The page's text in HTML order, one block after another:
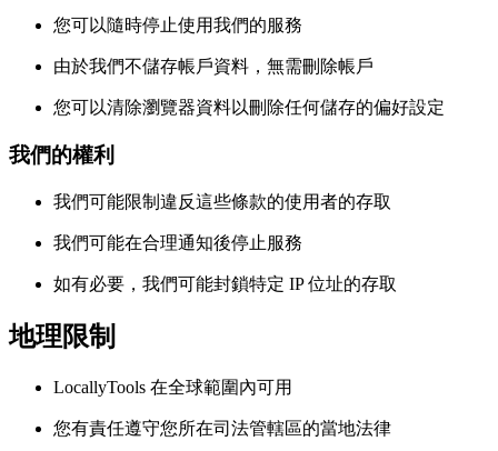
您可以隨時停止使用我們的服務
由於我們不儲存帳戶資料，無需刪除帳戶
您可以清除瀏覽器資料以刪除任何儲存的偏好設定
我們的權利
我們可能限制違反這些條款的使用者的存取
我們可能在合理通知後停止服務
如有必要，我們可能封鎖特定 IP 位址的存取
地理限制
LocallyTools 在全球範圍內可用
您有責任遵守您所在司法管轄區的當地法律